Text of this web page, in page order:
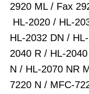
2920 ML / Fax
HL-2020 / HL-
HL-2032 DN /
2040 R / HL-
N / HL-2070 NR
7220 N / MFC-